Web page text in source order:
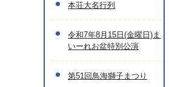
本荘大名行列
令和7年8月15日(金曜日)ま
いーれお盆特別公演
第51回鳥海獅子まつり